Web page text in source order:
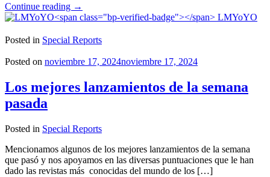
Continue reading "Convocatoria
Abierta
el
de
→
LMYoYO
Posted in Special Reports
Posted on noviembre 17, 2024noviembre 17, 2024
Los mejores lanzamientos de la semana
pasada
Posted in Special Reports
Mencionamos algunos de los mejores lanzamientos de la semana
que pasó y nos apoyamos en las diversas puntuaciones que le han
dado las revistas más conocidas del mundo de los […]